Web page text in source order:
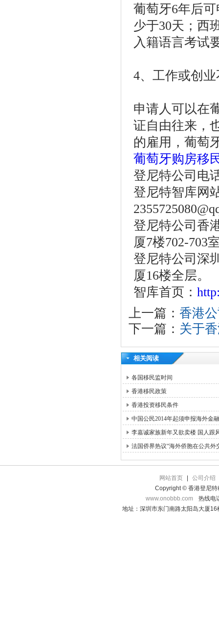
葡萄牙6年后
少于30天；西
入籍语言考试
4、工作或创
申请人可以在
证自由往来，
的雇用，葡萄
葡萄牙购房移
登尼特公司电
登尼特智库网
登尼特公司香
厦7楼702-703
登尼特公司深
厦16楼全层。
智库首页：
上一篇： 香港
下一篇： 关于
相关阅读
各国移民监时间
香港移民政策
香港投资移民条件
中国公民2014年起须申报海外金
李嘉诚家族新年又欲卖楼 国人跟
法国侨界热议“海外侨胞在公共外
网站首页
公司介绍
Copyright © 香港登尼特
www.onobbb.com
热线电
地址：深圳市东门南路太阳岛大厦